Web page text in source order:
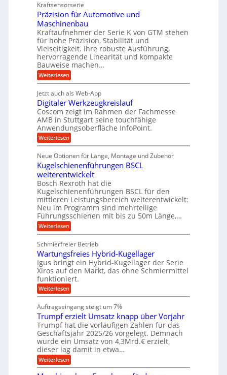
h
i
n
d
e
t
r
i
e
b
e
f
ü
r
r
a
e
U
m
g
e
b
u
n
g
e
n
n
d
A
u
f
t
r
a
s
i
n
g
a
n
g
l
o
s
e
,
w
e
n
i
g
e
r
S
t
e
l
e
n
h
n
s
t
a
n
g
e
n
g
e
t
r
i
e
b
e
f
ü
r
r
ä
z
i
s
e
H
u
b
b
e
w
e
g
u
n
g
e
n
Kraftsensorserie
Präzision für Automotive und
Maschinenbau
Kraftaufnehmer der Serie K von GTM stehen
für hohe Präzision, Stabilität und
Vielseitigkeit. Ihre robuste Ausführung,
hervorragende Linearität und kompakte
Bauweise machen…
Weiterlesen:
P
ä
z
i
s
i
o
n
f
r
A
u
t
o
m
o
t
i
v
e
n
d
M
a
s
c
h
i
e
n
b
a
u
Jetzt auch als Web-App
Digitaler Werkzeugkreislauf
Coscom zeigt im Rahmen der Fachmesse
AMB in Stuttgart seine touchfähige
Anwendungsoberfläche InfoPoint.
Weiterlesen:
D
g
i
t
a
l
e
r
W
e
r
k
z
e
u
g
k
r
e
i
s
a
u
f
Neue Optionen für Länge, Montage und Zubehör
Kugelschienenführungen BSCL
weiterentwickelt
Bosch Rexroth hat die
Kugelschienenführungen BSCL für den
mittleren Leistungsbereich weiterentwickelt:
Neu im Programm sind mehrteilige
Führungsschienen mit bis zu 50m Länge,…
Weiterlesen:
K
g
e
l
s
c
h
i
e
e
n
f
ü
h
r
u
n
g
Schmierfreier Betrieb
Wartungsfreies Hybrid-Kugellager
Igus bringt ein Hybrid-Kugellager der Serie
Xiros auf den Markt, das ohne Schmiermittel
funktioniert.
Weiterlesen:
W
r
t
u
n
g
s
f
r
e
i
Auftragseingang steigt um 7%
Trumpf erzielt Umsatz knapp über Vorjahr
Trumpf hat die vorläufigen Zahlen für das
Geschäftsjahr 2025/26 vorgelegt. Demnach
wurde ein Umsatz von 4,3Mrd.€ erzielt,
dieser lag damit in etwa…
Weiterlesen:
T